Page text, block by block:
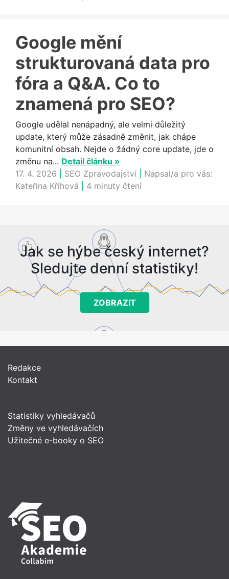
Google mění
strukturovaná data pro
fóra a Q&A. Co to
znamená pro SEO?
Google udělal nenápadný, ale velmi důležitý
update, který může zásadně změnit, jak chápe
komunitní obsah. Nejde o žádný core update, jde o
změnu na... Detail článku »
17. 4. 2026
SEO Zpravodajství
Napsal/a pro vás:
Kateřina Kříhová
4 minuty čtení
Jak se hýbe český internet?
Sledujte denní statistiky!
ZOBRAZIT
Redakce
Kontakt
Statistiky vyhledávačů
Změny ve vyhledávačích
Užitečné e-booky o SEO